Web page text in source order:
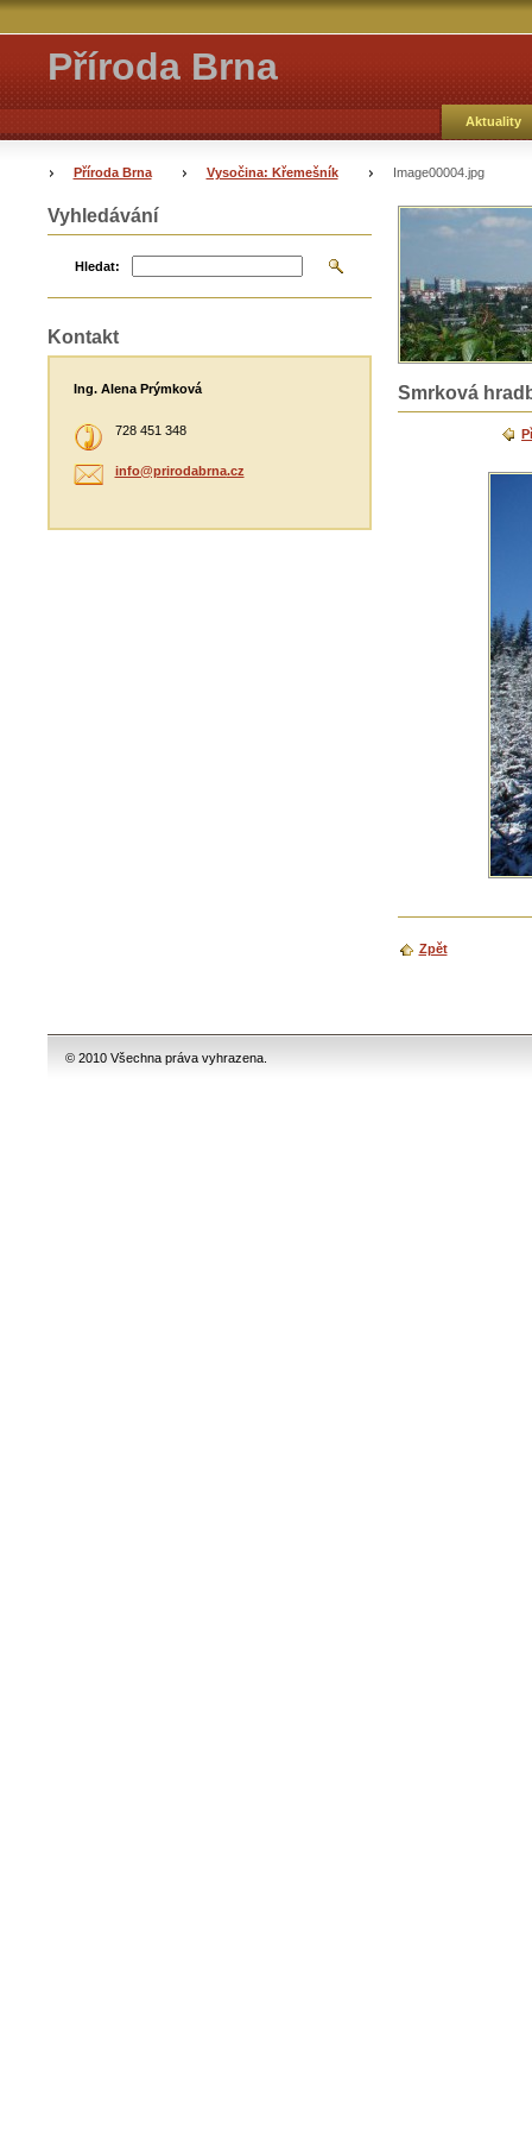
Příroda Brna
Aktuality
Příroda Brna Vysočina: Křemešník Image00004.jpg
Smrková
Zpět
Vyhledávání
Hledat:
Kontakt
Ing. Alena Prýmková
728 451 348
info@prirodabrna.cz
© 2010 Všechna práva vyhrazena.